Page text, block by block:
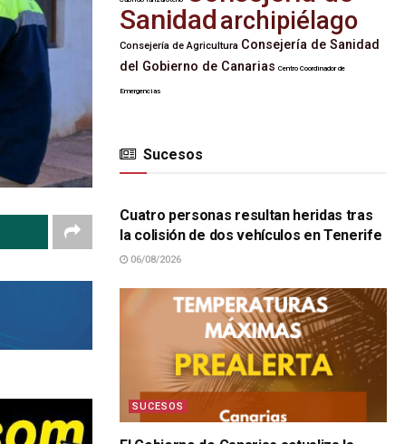
Sanidadarchipiélago
Consejería de Agricultura Consejería de Sanidad
del Gobierno de Canarias Centro Coordinador de
Emergencias
Sucesos
SUCESOS
Cuatro personas resultan heridas tras
la colisión de dos vehículos en Tenerife
06/08/2026
SUCESOS